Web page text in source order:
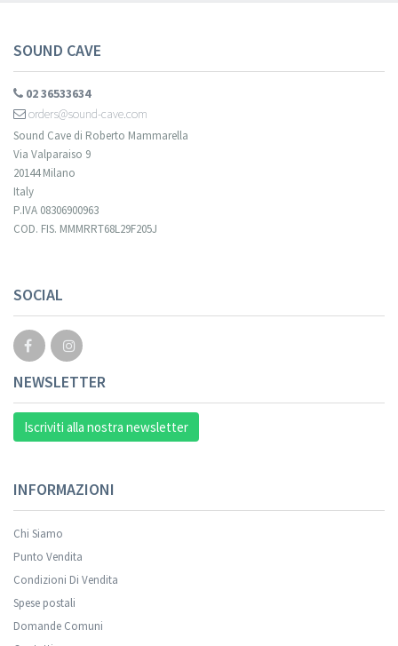
SOUND CAVE
02 36533634
orders@sound-cave.com
Sound Cave di Roberto Mammarella
Via Valparaiso 9
20144 Milano
Italy
P.IVA 08306900963
COD. FIS. MMMRRT68L29F205J
SOCIAL
NEWSLETTER
Iscriviti alla nostra newsletter
INFORMAZIONI
Chi Siamo
Punto Vendita
Condizioni Di Vendita
Spese postali
Domande Comuni